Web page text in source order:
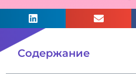
Содержание